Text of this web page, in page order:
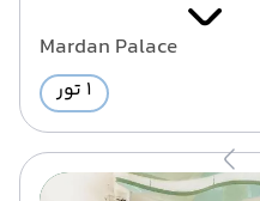
Mardan Palace
1 تور